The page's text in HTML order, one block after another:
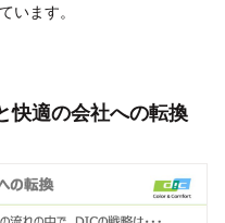
います。
快適の会社への転換